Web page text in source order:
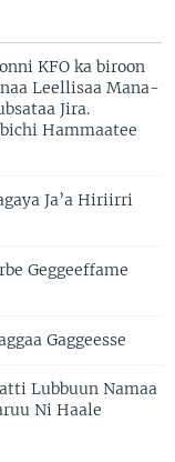
KFO ka biroon
Leellisaa Mana-
Jira.
Hammaatee
Ja’a Hiriirri
Geggeeffame
Gaggeesse
Lubbuun Namaa
Ni Haale